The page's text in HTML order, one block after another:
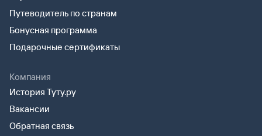
Путеводитель по странам
Бонусная программа
Подарочные сертификаты
Компания
История Туту.ру
Вакансии
Обратная связь